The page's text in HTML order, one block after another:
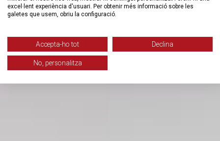
excel·lent experiència d'usuari. Per obtenir més informació sobre les
galetes que usem, obriu la configuració.
Accepta-ho tot Declina
No, personalitza